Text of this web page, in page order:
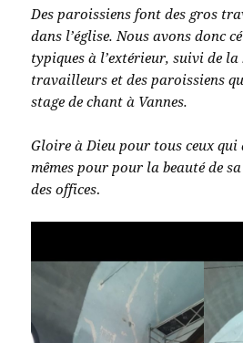
Des paroissiens font des gros
dans l’église. Nous avons donc
typiques à l’extérieur, suivi de la
travailleurs et des paroissiens
stage de chant à Vannes.
Gloire à Dieu pour tous ceux qui
mêmes pour pour la beauté de
des offices.